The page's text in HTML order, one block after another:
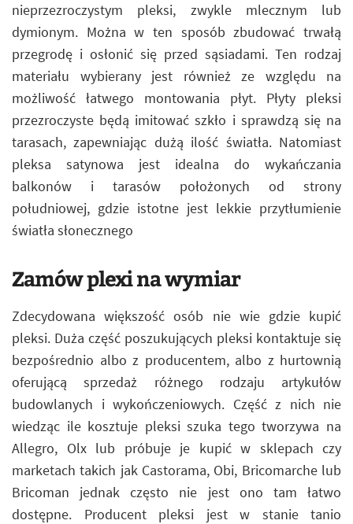
nieprzezroczystym pleksi, zwykle mlecznym lub
dymionym. Można w ten sposób zbudować trwałą
przegrodę i osłonić się przed sąsiadami. Ten rodzaj
materiału wybierany jest również ze względu na
możliwość łatwego montowania płyt. Płyty pleksi
przezroczyste będą imitować szkło i sprawdzą się na
tarasach, zapewniając dużą ilość światła. Natomiast
pleksa satynowa jest idealna do wykańczania
balkonów i tarasów położonych od strony
południowej, gdzie istotne jest lekkie przytłumienie
światła słonecznego
Zamów plexi na wymiar
Zdecydowana większość osób nie wie gdzie kupić
pleksi. Duża część poszukujących pleksi kontaktuje się
bezpośrednio albo z producentem, albo z hurtownią
oferującą sprzedaż różnego rodzaju artykułów
budowlanych i wykończeniowych. Część z nich nie
wiedząc ile kosztuje pleksi szuka tego tworzywa na
Allegro, Olx lub próbuje je kupić w sklepach czy
marketach takich jak Castorama, Obi, Bricomarche lub
Bricoman jednak często nie jest ono tam łatwo
dostępne. Producent pleksi jest w stanie tanio